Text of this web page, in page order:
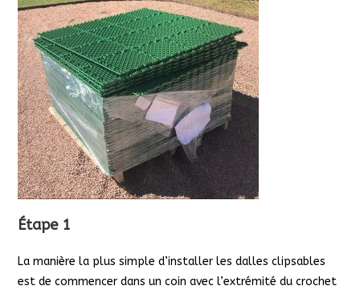
Étape 1
La manière la plus simple d’installer les dalles clipsables
est de commencer dans un coin avec l’extrémité du crochet